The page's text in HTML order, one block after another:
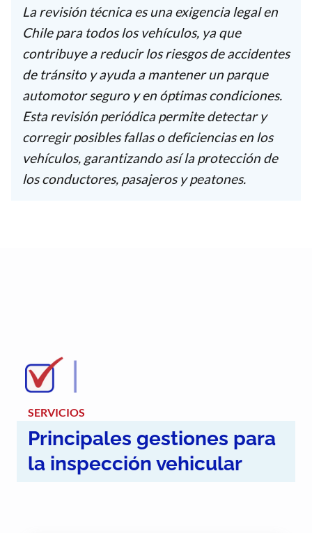
La revisión técnica es una exigencia legal en
Chile para todos los vehículos, ya que
contribuye a reducir los riesgos de accidentes
de tránsito y ayuda a mantener un parque
automotor seguro y en óptimas condiciones.
Esta revisión periódica permite detectar y
corregir posibles fallas o deficiencias en los
vehículos, garantizando así la protección de
los conductores, pasajeros y peatones.
SERVICIOS
Principales gestiones para
la inspección vehicular